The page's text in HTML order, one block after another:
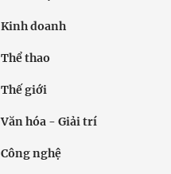
Kinh doanh
Thể thao
Thế giới
Văn hóa - Giải trí
Công nghệ